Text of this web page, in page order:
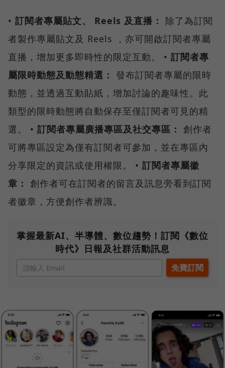
• 訂閱者專屬貼文、 Reels 及直播：
除了為訂閱
者製作專屬貼文及 Reels ，亦可開啟訂閱者專屬
直播，增加更多即時性的限定互動。 • 訂閱者專
屬限時動態及動態精選：
發布訂閱者專屬的限時
動態，並透過互動貼紙，增加討論的趣味性。此
類型的限時動態將自動保存至僅訂閱者可見的精
選。 • 訂閱者專屬廣播專區及社交專區： 創作者
可將專區設定為僅有訂閱者可參加，並在專區內
分享限定的資訊或使用權限。 • 訂閱者專屬徽
章： 創作者可在訂閱者的留言及訊息旁看到訂閱
者徽章，方便創作者辨識。
掌握最新AI、半導體、數位趨勢！訂閱《數位
時代》日報及社群活動訊息